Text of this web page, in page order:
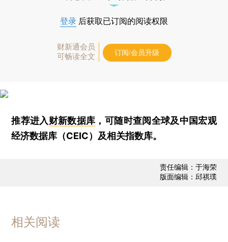
登录 后获取已订阅的阅读权限
财新通会员
可畅读全文
订阅/会员升级
推荐进入财新数据库 ，可随时查阅全球及中国宏观
经济数据库（CEIC）及相关指数库。
责任编辑：于海荣
版面编辑：邱祺璞
相关阅读